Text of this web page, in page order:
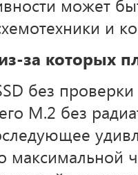
может
и
за которых
без
M.2 без